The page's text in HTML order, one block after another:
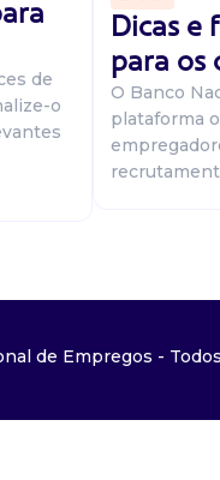
de
o
Dicas e
para os
O Banco
plataforma
de Empregos -